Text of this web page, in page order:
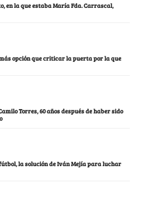
en la que estaba María Fda. Carrascal,
opción que criticar la puerta por la que
Torres, 60 años después de haber sido
la solución de Iván Mejía para luchar